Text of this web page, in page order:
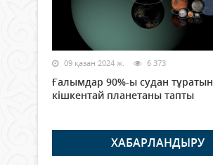
09 қазан 2024 ж. 6 373
Ғалымдар 90%-ы судан тұратын
кішкентай планетаны тапты
ХАБАРЛАНДЫРУ